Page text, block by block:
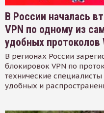
В России началась
VPN по одному из
удобных протоколов
В регионах России
блокировок VPN по
технические
удобных и